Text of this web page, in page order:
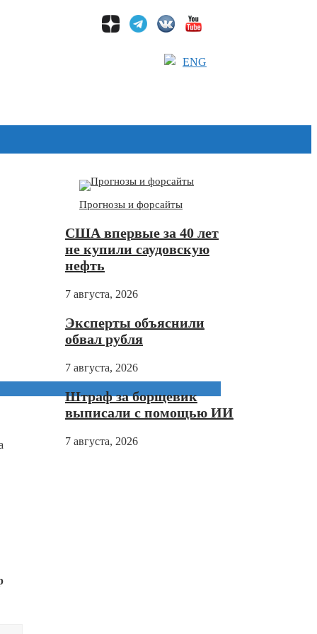
ENG
Прогнозы и форсайты
США впервые за 40 лет
не купили саудовскую
нефть
7 августа, 2026
Эксперты объяснили
обвал рубля
7 августа, 2026
Штраф за борщевик
выписали с помощью ИИ
7 августа, 2026